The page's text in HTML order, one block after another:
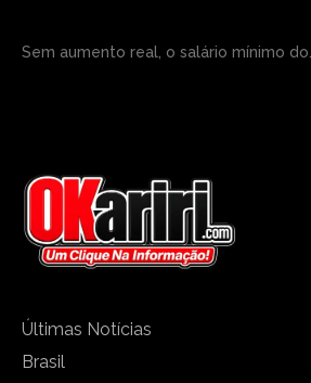
Sem aumento real, o salário mínimo do...
Últimas Notícias
Brasil